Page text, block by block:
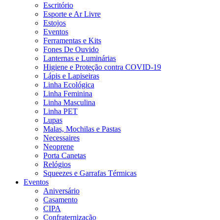
Escritório
Esporte e Ar Livre
Estojos
Eventos
Ferramentas e Kits
Fones De Ouvido
Lanternas e Luminárias
Higiene e Proteção contra COVID-19
Lápis e Lapiseiras
Linha Ecológica
Linha Feminina
Linha Masculina
Linha PET
Lupas
Malas, Mochilas e Pastas
Necessaires
Neoprene
Porta Canetas
Relógios
Squeezes e Garrafas Térmicas
Eventos
Aniversário
Casamento
CIPA
Confraternização